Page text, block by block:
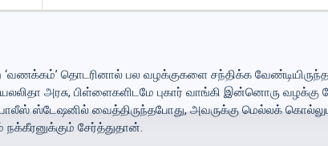
தொடரினால் பல வழக்குகளை சந்திக்க
அரசு, பிள்ளைகளிடமே புகார் வாங்கி இன்னொரு வழக்கு
ஸ்டேஷனில் வைத்திருந்தபோது, அவருக்கு மெல்லக்
சேர்த்துதான்.